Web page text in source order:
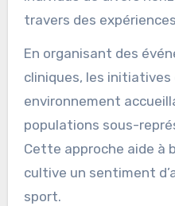
travers des
En organisant des
cliniques, les initiatives
environnement
populations sous-
Cette approche aide à
cultive un sentiment
sport.